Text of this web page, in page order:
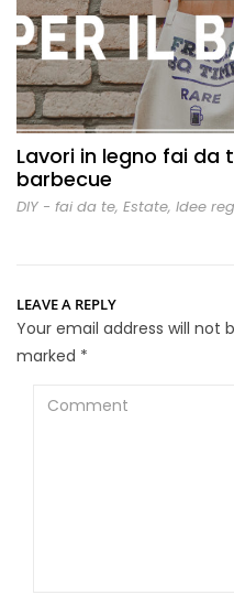
Lavori in legno fai
barbecue
DIY - fai da te, Estate, Idee
LEAVE A REPLY
Your email address will not
marked *
Comment